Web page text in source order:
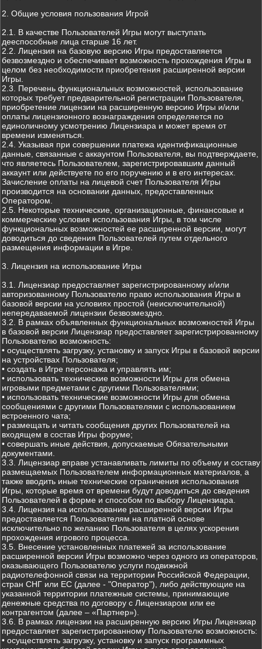
2. Общие условия пользования Игрой
2.1. В качестве Пользователей Игры могут выступать
дееспособные лица старше 16 лет.
2.2. Лицензия на базовую версию Игры предоставляется
безвозмездно и обеспечивает возможность прохождения Игры в
целом без необходимости приобретения расширенной версии
Игры.
2.3. Перечень функциональных возможностей, использование
которых требует предварительной регистрации Пользователя,
приобретение лицензии на расширенную версию Игры и/или
оплаты лицензионного вознаграждения определяется по
единоличному усмотрению Лицензиара и может время от
времени изменяться.
2.4. Указывая при совершении платежа идентификационные
данные, связанные с аккаунтом Пользователя, вы подтверждаете,
что являетесь Пользователем, зарегистрировавшим данный
аккаунт или действуете по его поручению и в его интересах.
Зачисление оплаты на лицевой счет Пользователя Игры
производится на основании данных, предоставленных
Оператором.
2.5. Некоторые технические, организационные, финансовые и
коммерческие условия использования Игры, в том числе
функциональных возможностей ее расширенной версии, могут
доводиться до сведения Пользователей путем отдельного
размещения информации в Игре.
3. Лицензия на использование Игры
3.1. Лицензиар предоставляет зарегистрированному и/или
авторизованному Пользователю право использования Игры в
базовой версии на условиях простой (неисключительной)
непередаваемой лицензии безвозмездно.
3.2. В рамках объявленных функциональных возможностей Игры
в базовой версии Лицензиар предоставляет зарегистрированному
Пользователю возможность:
• осуществлять загрузку, установку и запуск Игры в базовой версии
на устройствах Пользователя;
• создать в Игре персонажа и управлять им;
• использовать технические возможности Игры для обмена
игровыми предметами с другими Пользователями;
• использовать технические возможности Игры для обмена
сообщениями с другими Пользователями с использованием
встроенного чата;
• размещать и читать сообщения других Пользователей на
входящем в состав Игры форуме;
• совершать иные действия, допускаемые Обязательными
документами.
3.3. Лицензиар вправе устанавливать лимиты по объему и составу
размещаемых Пользователем информационных материалов, а
также вводить иные технические ограничения использования
Игры, которые время от времени будут доводиться до сведения
Пользователей в форме и способом по выбору Лицензиара.
3.4. Лицензия на использование расширенной версии Игры
предоставляется Пользователям на платной основе
исключительно по желанию Пользователя в целях ускорения
прохождения игрового процесса.
3.5. Внесение установленных платежей за использование
расширенной версии Игры возможно через одного из операторов,
оказывающего Пользователю услуги подвижной
радиотелефонной связи на территории Российской Федерации,
стран СНГ или ЕС (далее - "Оператор"), либо действующие на
указанной территории платежные системы, принимающие
денежные средства по договору с Лицензиаром или ее
контрагентом (далее – «Партнер»).
3.6. В рамках лицензии на расширенную версию Игры Лицензиар
предоставляет зарегистрированному Пользователю возможность:
• осуществлять загрузку, установку и запуск программных